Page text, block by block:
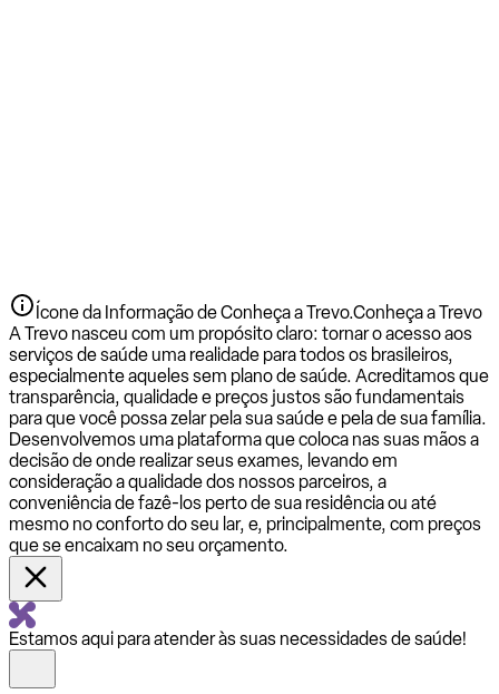
Ícone da Informação de Conheça a Trevo.Conheça a Trevo
A Trevo nasceu com um propósito claro: tornar o acesso aos
serviços de saúde uma realidade para todos os brasileiros,
especialmente aqueles sem plano de saúde. Acreditamos que
transparência, qualidade e preços justos são fundamentais
para que você possa zelar pela sua saúde e pela de sua família.
Desenvolvemos uma plataforma que coloca nas suas mãos a
decisão de onde realizar seus exames, levando em
consideração a qualidade dos nossos parceiros, a
conveniência de fazê-los perto de sua residência ou até
mesmo no conforto do seu lar, e, principalmente, com preços
que se encaixam no seu orçamento.
Estamos aqui para atender às suas necessidades de saúde!